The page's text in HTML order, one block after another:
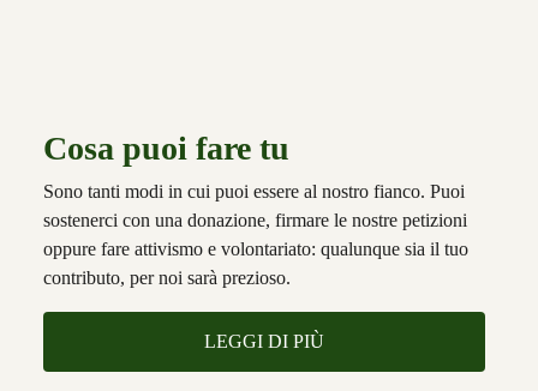
Cosa puoi fare tu
Sono tanti modi in cui puoi essere al nostro fianco. Puoi
sostenerci con una donazione, firmare le nostre petizioni
oppure fare attivismo e volontariato: qualunque sia il tuo
contributo, per noi sarà prezioso.
LEGGI DI PIÙ